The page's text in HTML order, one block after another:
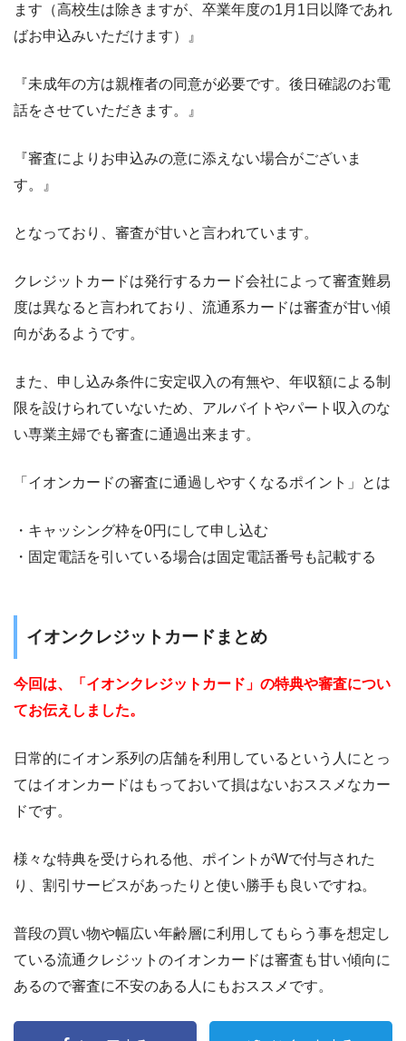
ます（高校生は除きますが、卒業年度の1月1日以降であれ
ばお申込みいただけます）』
『未成年の方は親権者の同意が必要です。後日確認のお電
話をさせていただきます。』
『審査によりお申込みの意に添えない場合がございま
す。』
となっており、審査が甘いと言われています。
クレジットカードは発行するカード会社によって審査難易
度は異なると言われており、流通系カードは審査が甘い傾
向があるようです。
また、申し込み条件に安定収入の有無や、年収額による制
限を設けられていないため、アルバイトやパート収入のな
い専業主婦でも審査に通過出来ます。
「イオンカードの審査に通過しやすくなるポイント」とは
・キャッシング枠を0円にして申し込む
・固定電話を引いている場合は固定電話番号も記載する
イオンクレジットカードまとめ
今回は、「イオンクレジットカード」の特典や審査につい
てお伝えしました。
日常的にイオン系列の店舗を利用しているという人にとっ
てはイオンカードはもっておいて損はないおススメなカー
ドです。
様々な特典を受けられる他、ポイントがWで付与された
り、割引サービスがあったりと使い勝手も良いですね。
普段の買い物や幅広い年齢層に利用してもらう事を想定し
ている流通クレジットのイオンカードは審査も甘い傾向に
あるので審査に不安のある人にもおススメです。